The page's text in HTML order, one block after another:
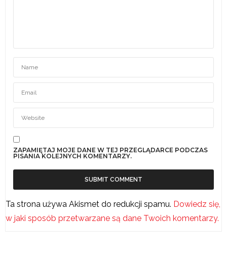
ZAPAMIĘTAJ MOJE DANE W TEJ PRZEGLĄDARCE PODCZAS
PISANIA KOLEJNYCH KOMENTARZY.
Ta strona używa Akismet do redukcji spamu. Dowiedz się,
w jaki sposób przetwarzane są dane Twoich komentarzy.